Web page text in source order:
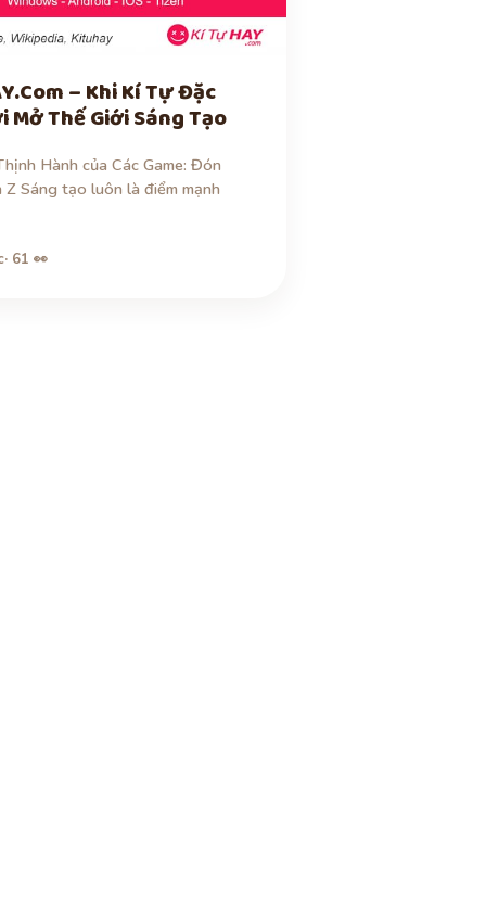
– Khi Kí Tự Đặc
Mở Thế Giới Sáng Tạo
Hành của Các Game: Đón
Z Sáng tạo luôn là điểm mạnh
· 61 👀